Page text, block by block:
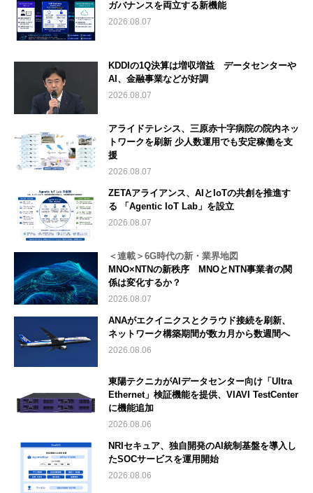
ガバナンスを両立する新機能
2026.08.07
KDDIの1Q決算は増収増益 データセンターや
AI、金融事業などが好調
2026.08.07
アライドテレシス、三原赤十字病院の院内ネッ
トワークを刷新 少人数運用でも安定稼働を支
援
2026.08.07
ZETAアライアンス、AIとIoTの共創を推進す
る 「Agentic IoT Lab」を設立
2026.08.07
＜連載＞6G時代の新・業界地図
MNO×NTNの新秩序 MNOとNTN事業者の関
係は変化するか？
2026.08.07
ANAがエクイニクスとクラウド接続を刷新、
ネットワーク構築期間が数カ月から数週間へ
2026.08.06
東陽テクニカがAIデータセンター向け「Ultra
Ethernet」検証機能を提供、VIAVI TestCenter
に機能追加
2026.08.06
NRIセキュア、独自開発のAI統制基盤を導入し
たSOCサービスを運用開始
2026.08.06